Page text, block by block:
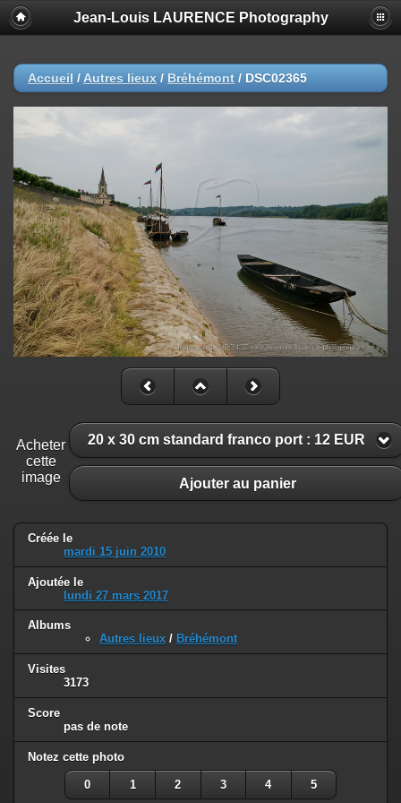
Jean-Louis LAURENCE Photography
Accueil / Autres lieux / Bréhémont / DSC02365
Acheter
cette
image
20 x 30 cm standard franco port : 12 EUR
Ajouter au panier
Créée le
mardi 15 juin 2010
Ajoutée le
lundi 27 mars 2017
Albums
Autres lieux / Bréhémont
Visites
3173
Score
pas de note
Notez cette photo
0 1 2 3 4 5